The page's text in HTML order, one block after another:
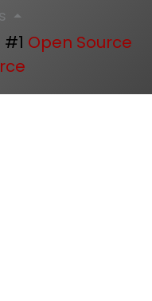
Open Source